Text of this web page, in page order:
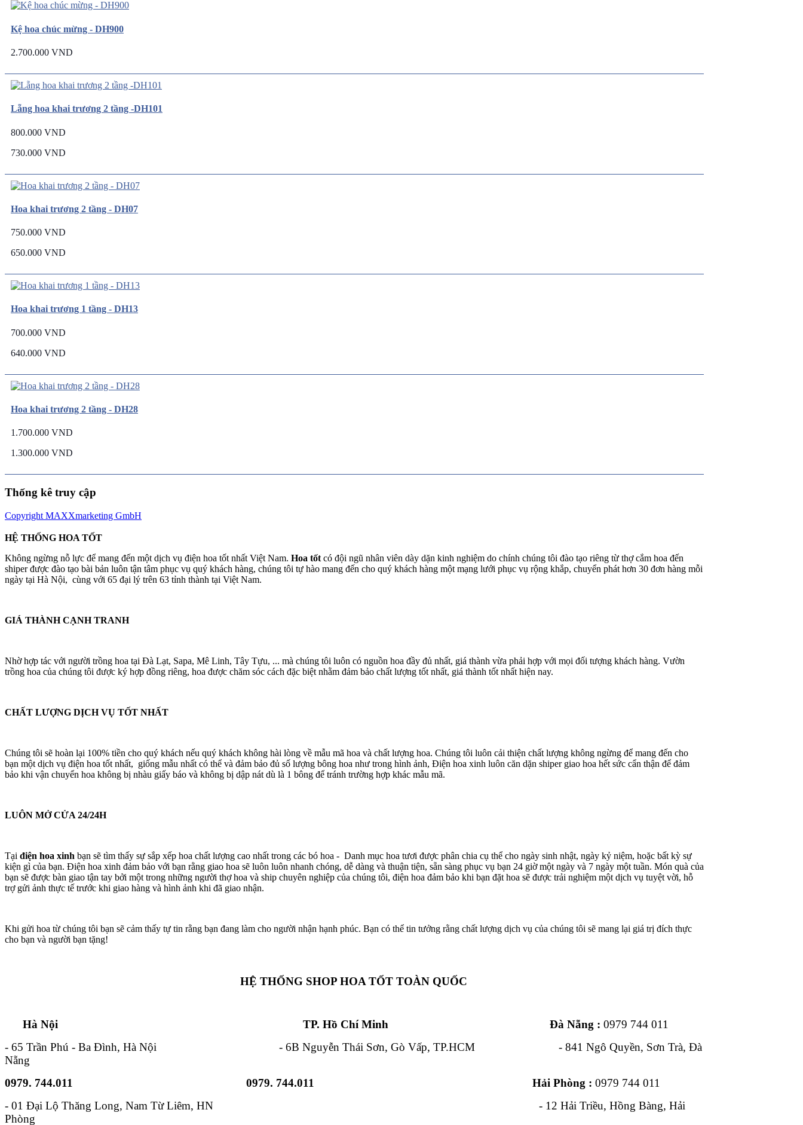
Kệ hoa chúc mừng - DH900
2.700.000 VND
Lẵng hoa khai trương 2 tầng -DH101
800.000 VND
730.000 VND
Hoa khai trương 2 tầng - DH07
750.000 VND
650.000 VND
Hoa khai trương 1 tầng - DH13
700.000 VND
640.000 VND
Hoa khai trương 2 tầng - DH28
1.700.000 VND
1.300.000 VND
Thống kê truy cập
Copyright MAXXmarketing GmbH
HỆ THỐNG HOA TỐT
Không ngừng nỗ lực để mang đến một dịch vụ điện hoa tốt nhất Việt Nam. Hoa tốt có đội ngũ nhân viên dày dặn kinh nghiệm do chính chúng tôi đào tạo riêng từ thợ cắm hoa đến
shiper được đào tạo bài bản luôn tận tâm phục vụ quý khách hàng, chúng tôi tự hào mang đến cho quý khách hàng một mạng lưới phục vụ rộng khắp, chuyển phát hơn 30 đơn hàng mỗi
ngày tại Hà Nội, cùng với 65 đại lý trên 63 tỉnh thành tại Việt Nam.
GIÁ THÀNH CẠNH TRANH
Nhờ hợp tác với người trồng hoa tại Đà Lạt, Sapa, Mê Linh, Tây Tựu, ... mà chúng tôi luôn có nguồn hoa đầy đủ nhất, giá thành vừa phải hợp với mọi đối tượng khách hàng. Vườn
trồng hoa của chúng tôi được ký hợp đồng riêng, hoa được chăm sóc cách đặc biệt nhằm đảm bảo chất lượng tốt nhất, giá thành tốt nhất hiện nay.
CHẤT LƯỢNG DỊCH VỤ TỐT NHẤT
Chúng tôi sẽ hoàn lại 100% tiền cho quý khách nếu quý khách không hài lòng về mẫu mã hoa và chất lượng hoa. Chúng tôi luôn cải thiện chất lượng không ngừng để mang đến cho
bạn một dịch vụ điện hoa tốt nhất, giống mẫu nhất có thể và đảm bảo đủ số lượng bông hoa như trong hình ảnh, Điện hoa xinh luôn căn dặn shiper giao hoa hết sức cẩn thận để đảm
bảo khi vận chuyển hoa không bị nhàu giấy báo và không bị dập nát dù là 1 bông để tránh trường hợp khác mẫu mã.
LUÔN MỞ CỬA 24/24H
Tại điện hoa xinh bạn sẽ tìm thấy sự sắp xếp hoa chất lượng cao nhất trong các bó hoa - Danh mục hoa tươi được phân chia cụ thể cho ngày sinh nhật, ngày kỷ niệm, hoặc bất kỳ sự
kiện gì của bạn. Điện hoa xinh đảm bảo với bạn rằng giao hoa sẽ luôn luôn nhanh chóng, dễ dàng và thuận tiện, sẵn sàng phục vụ bạn 24 giờ một ngày và 7 ngày một tuần. Món quà của
bạn sẽ được bàn giao tận tay bởi một trong những người thợ hoa và ship chuyên nghiệp của chúng tôi, điện hoa đảm bảo khi bạn đặt hoa sẽ được trải nghiệm một dịch vụ tuyệt vời, hỗ
trợ gửi ảnh thực tế trước khi giao hàng và hình ảnh khi đã giao nhận.
Khi gửi hoa từ chúng tôi bạn sẽ cảm thấy tự tin rằng bạn đang làm cho người nhận hạnh phúc. Bạn có thể tin tưởng rằng chất lượng dịch vụ của chúng tôi sẽ mang lại giá trị đích thực
cho bạn và người bạn tặng!
HỆ THỐNG SHOP HOA TỐT TOÀN QUỐC
Hà Nội TP. Hồ Chí Minh Đà Nẵng : 0979 744 011
- 65 Trần Phú - Ba Đình, Hà Nội - 6B Nguyễn Thái Sơn, Gò Vấp, TP.HCM - 841 Ngô Quyền, Sơn Trà, Đà
Nẵng
0979. 744.011
0979. 744.011 Hải Phòng : 0979 744 011
- 01 Đại Lộ Thăng Long, Nam Từ Liêm, HN - 12 Hải Triều, Hồng Bàng, Hải
Phòng